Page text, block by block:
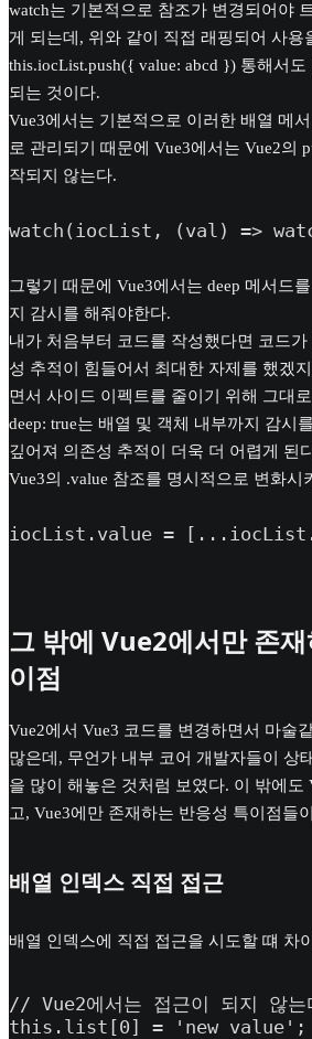
watch는 기본적으로 참조가 변경되어야
게 되는데, 위와 같이 직접 래핑되어 사용
this.iocList.push({ value: abcd }) 통해서도
되는 것이다.
Vue3에서는 기본적으로 이러한 배열 메
로 관리되기 때문에 Vue3에서는 Vue2의
작되지 않는다.
watch(iocList, (val) =>
그렇기 때문에 Vue3에서는 deep 메서드
지 감시를 해줘야한다.
내가 처음부터 코드를 작성했다면 코드
성 추적이 힘들어서 최대한 자제를 했겠
면서 사이드 이펙트를 줄이기 위해 그대
deep: true는 배열 및 객체 내부까지 감시
깊어져 의존성 추적이 더욱 더 어렵게 된
Vue3의 .value 참조를 명시적으로 변화시
iocList.value =
그 밖에 Vue2에서만 존
이점
Vue2에서 Vue3 코드를 변경하면서 마술
많은데, 무언가 내부 코어 개발자들이 상
을 많이 해놓은 것처럼 보였다. 이 밖에도
고, Vue3에만 존재하는 반응성 특이점들
배열 인덱스 직접 접근
배열 인덱스에 직접 접근을 시도할 떄 차
// Vue2에서는 접근이 되지 않는
this.list[0] = 'new value';